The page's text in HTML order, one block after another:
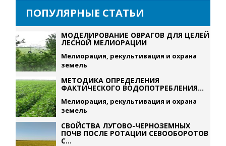
ПОПУЛЯРНЫЕ СТАТЬИ
МОДЕЛИРОВАНИЕ ОВРАГОВ ДЛЯ ЦЕЛЕЙ
ЛЕСНОЙ МЕЛИОРАЦИИ
Мелиорация, рекультивация и охрана
земель
МЕТОДИКА ОПРЕДЕЛЕНИЯ
ФАКТИЧЕСКОГО ВОДОПОТРЕБЛЕНИЯ...
Мелиорация, рекультивация и охрана
земель
СВОЙСТВА ЛУГОВО-ЧЕРНОЗЕМНЫХ
ПОЧВ ПОСЛЕ РОТАЦИИ СЕВООБОРОТОВ
С...